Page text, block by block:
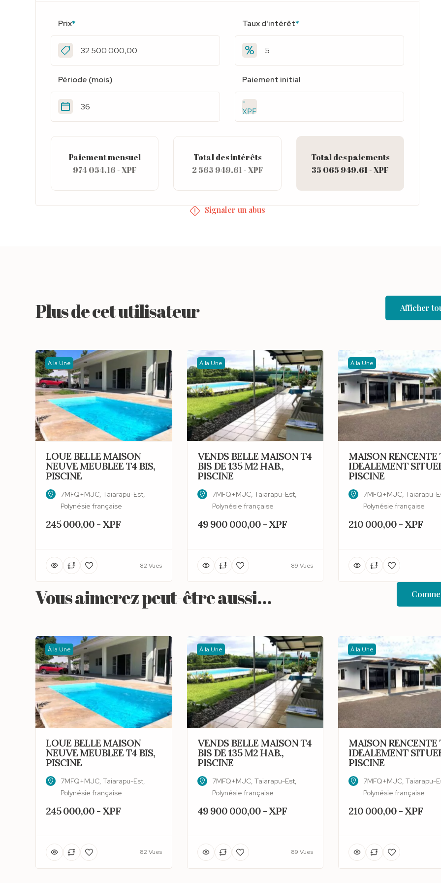
Prix* Taux d'intérêt*
Période (mois) Paiement initial
-
XPF
Paiement mensuel
974 054.16 - XPF
Total des intérêts
2 565 949.61 - XPF
Total des paiements
35 065 949.61 - XPF
Signaler un abus
Plus de cet utilisateur Afficher
À la Une
LOUE BELLE MAISON
NEUVE MEUBLEE T4 BIS,
PISCINE
7MFQ+MJC, Taiarapu-Est,
Polynésie française
245 000,00 - XPF
82 Vues
À la Une
VENDS BELLE MAISON T4
BIS DE 135 M2 HAB.,
PISCINE
7MFQ+MJC, Taiarapu-Est,
Polynésie française
49 900 000,00 - XPF
89 Vues
À la Une
MAISON RENCENTE
IDEALEMENT
PISCINE
7MFQ+MJC, Taiarapu-
Polynésie française
210 000,00 - XPF
Vous aimerez peut-être aussi...
À la Une
LOUE BELLE MAISON
NEUVE MEUBLEE T4 BIS,
PISCINE
7MFQ+MJC, Taiarapu-Est,
Polynésie française
245 000,00 - XPF
82 Vues
À la Une
VENDS BELLE MAISON T4
BIS DE 135 M2 HAB.,
PISCINE
7MFQ+MJC, Taiarapu-Est,
Polynésie française
49 900 000,00 - XPF
89 Vues
À la Une
MAISON RENCENTE
IDEALEMENT
PISCINE
7MFQ+MJC, Taiarapu-
Polynésie française
210 000,00 - XPF